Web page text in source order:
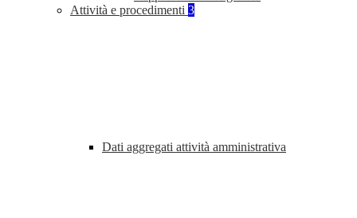
Attività e procedimenti 3
Dati aggregati attività amministrativa